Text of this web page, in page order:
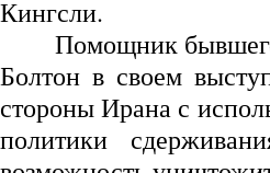
Кингсли.
Помощник
Болтон в своем
стороны Ирана с
политики